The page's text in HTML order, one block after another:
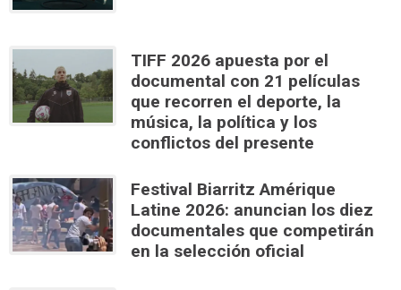
TIFF 2026 apuesta por el
documental con 21 películas
que recorren el deporte, la
música, la política y los
conflictos del presente
Festival Biarritz Amérique
Latine 2026: anuncian los diez
documentales que competirán
en la selección oficial